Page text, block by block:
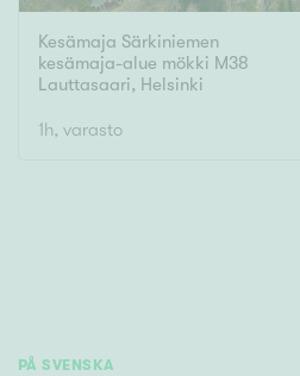
Kunto
Hyvä
Järvi- tai merinäköala
Kesämaja Särkiniemen
kesämaja-alue mökki M38
Lauttasaari, Helsinki
1h, varasto
PÅ SVENSKA